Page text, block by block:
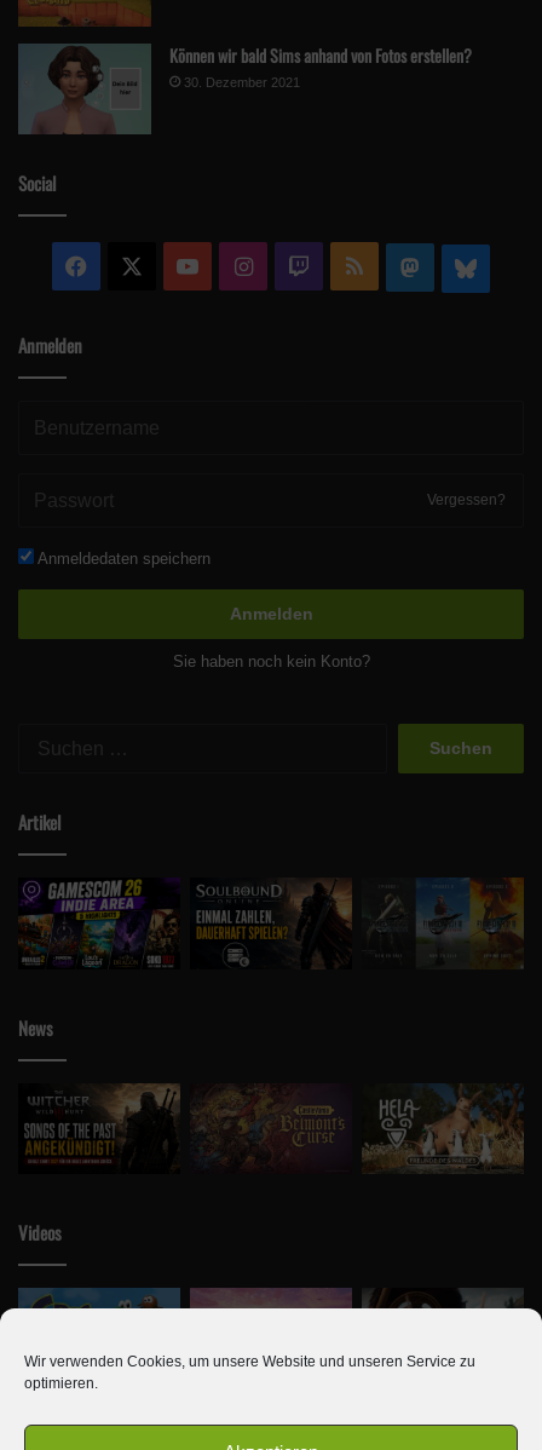
Wir verwenden Cookies, um unsere Website und unseren Service zu
optimieren.
Können wir bald Sims anhand von Fotos erstellen?
30. Dezember 2021
Social
Facebook YouTubeInstagram
Twitch RSS Mastodon
Anmelden
Vergessen?
Anmeldedaten speichern
Anmelden
Sie haben noch kein Konto?
Artikel
News
Videos